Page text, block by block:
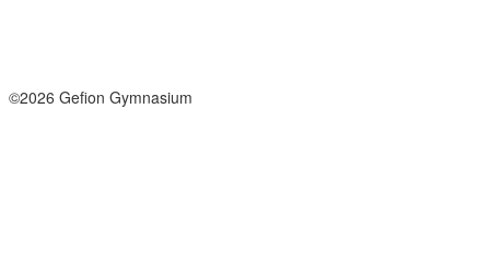
©2026 Gefion Gymnasium